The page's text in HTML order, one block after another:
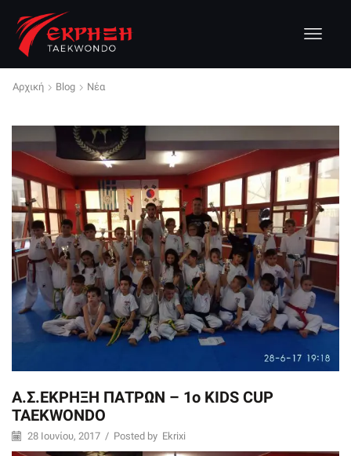
Αρχική Blog Νέα
Α.Σ.ΕΚΡΗΞΗ ΠΑΤΡΩΝ – 1ο KIDS CUP
TAEKWONDO
28 Ιουνίου, 2017 / Posted by Ekrixi